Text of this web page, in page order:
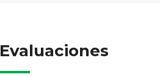
Evaluaciones